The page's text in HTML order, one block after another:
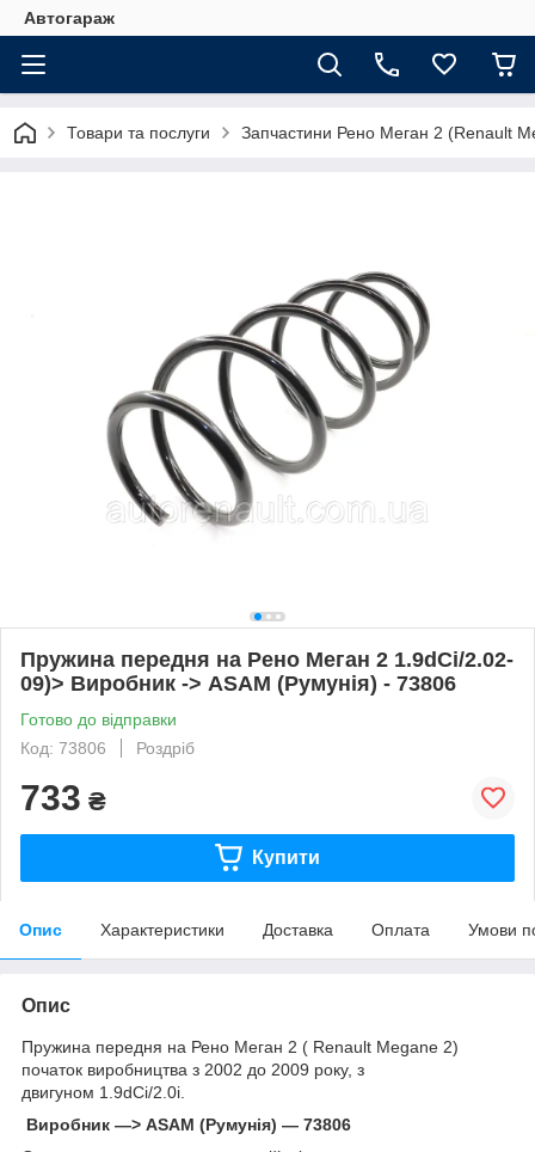
Автогараж
Товари та послуги Запчастини Рено Меган 2 (Renault
Пружина передня на Рено Меган 2 1.9dCi/2.02-
09)> Виробник -> ASAM (Румунія) - 73806
Готово до відправки
Код: 73806
Роздріб
733 ₴
Купити
Опис Характеристики Доставка Оплата Умови
Опис
Пружина передня на Рено Меган 2 ( Renault Megane 2)
початок виробництва з 2002 до 2009 року, з
двигуном 1.9dCi/2.0i.
Виробник —> ASAM (Румунія) — 73806